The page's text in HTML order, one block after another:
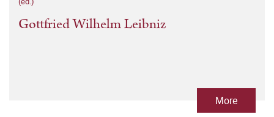
Gottfried Wilhelm Leibniz
More